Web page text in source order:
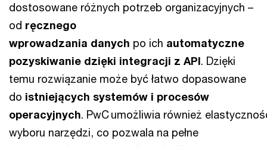
dostosowane różnych potrzeb organizacyjnych –
od ręcznego
wprowadzania danych po ich automatyczne
pozyskiwanie dzięki integracji z API. Dzięki
temu rozwiązanie może być łatwo dopasowane
do istniejących systemów i procesów
operacyjnych. PwC umożliwia również
wyboru narzędzi, co pozwala na pełne